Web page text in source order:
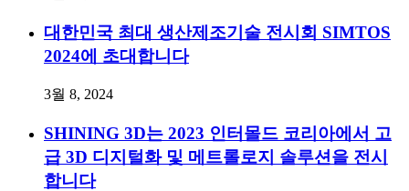
대한민국 최대 생산제조기술 전시회 SIMTOS
2024에 초대합니다
3월 8, 2024
SHINING 3D는 2023 인터몰드 코리아에서 고
급 3D 디지털화 및 메트롤로지 솔루션을 전시
합니다